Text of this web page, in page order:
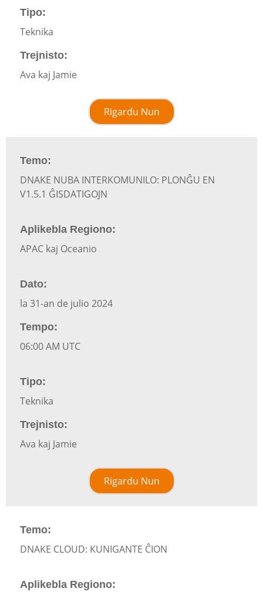
Tipo:
Teknika
Trejnisto:
Ava kaj Jamie
Rigardu Nun
Temo:
DNAKE NUBA INTERKOMUNILO: PLONĜU EN
V1.5.1 ĜISDATIGOJN
Aplikebla Regiono:
APAC kaj Oceanio
Dato:
la 31-an de julio 2024
Tempo:
06:00 AM UTC
Tipo:
Teknika
Trejnisto:
Ava kaj Jamie
Rigardu Nun
Temo:
DNAKE CLOUD: KUNIGANTE ĈION
Aplikebla Regiono: